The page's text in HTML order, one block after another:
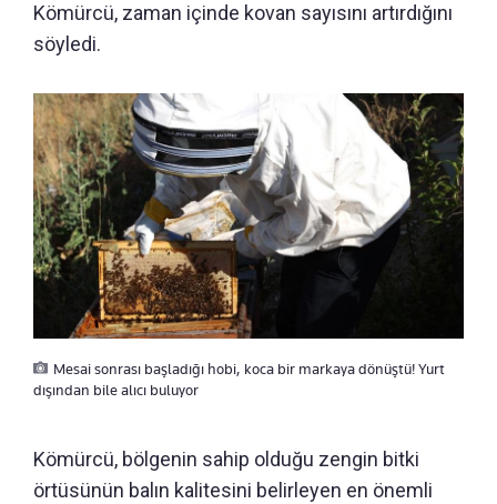
Kömürcü, zaman içinde kovan sayısını artırdığını
söyledi.
Mesai sonrası başladığı hobi, koca bir markaya dönüştü! Yurt
dışından bile alıcı buluyor
Kömürcü, bölgenin sahip olduğu zengin bitki
örtüsünün balın kalitesini belirleyen en önemli